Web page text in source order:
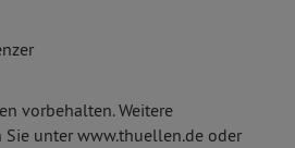
vorbehalten. Weitere
unter www.thuellen.de oder